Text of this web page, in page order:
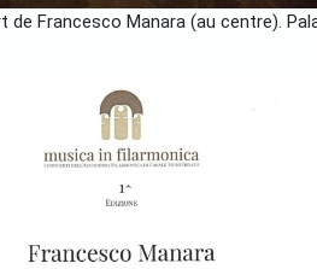
de Francesco Manara (au centre).